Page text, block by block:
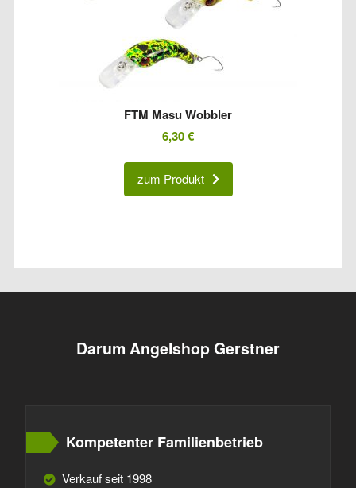
FTM Masu Wobbler
6,30€
zum Produkt
Darum Angelshop Gerstner
Kompetenter Familienbetrieb
Verkauf seit 1998